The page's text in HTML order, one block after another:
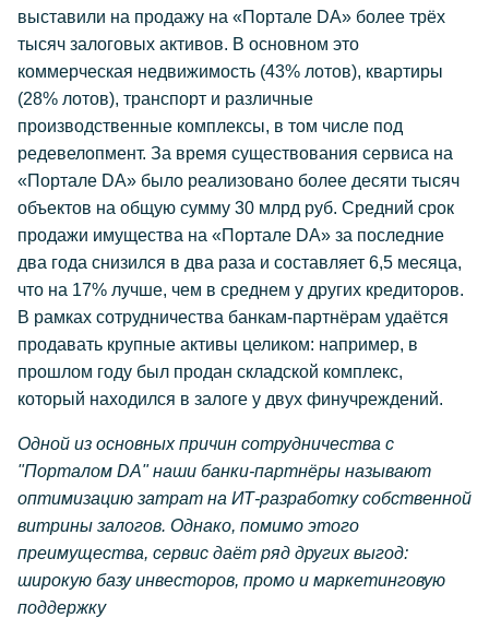
выставили на продажу на «Портале DA» более трёх
тысяч залоговых активов. В основном это
коммерческая недвижимость (43% лотов), квартиры
(28% лотов), транспорт и различные
производственные комплексы, в том числе под
редевелопмент. За время существования сервиса на
«Портале DA» было реализовано более десяти тысяч
объектов на общую сумму 30 млрд руб. Средний срок
продажи имущества на «Портале DA» за последние
два года снизился в два раза и составляет 6,5 месяца,
что на 17% лучше, чем в среднем у других кредиторов.
В рамках сотрудничества банкам-партнёрам удаётся
продавать крупные активы целиком: например, в
прошлом году был продан складской комплекс,
который находился в залоге у двух финучреждений.
Одной из основных причин сотрудничества с
"Порталом DA" наши банки-партнёры называют
оптимизацию затрат на ИТ-разработку собственной
витрины залогов. Однако, помимо этого
преимущества, сервис даёт ряд других выгод:
широкую базу инвесторов, промо и маркетинговую
поддержку